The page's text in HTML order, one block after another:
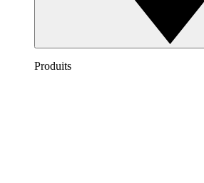
Produits